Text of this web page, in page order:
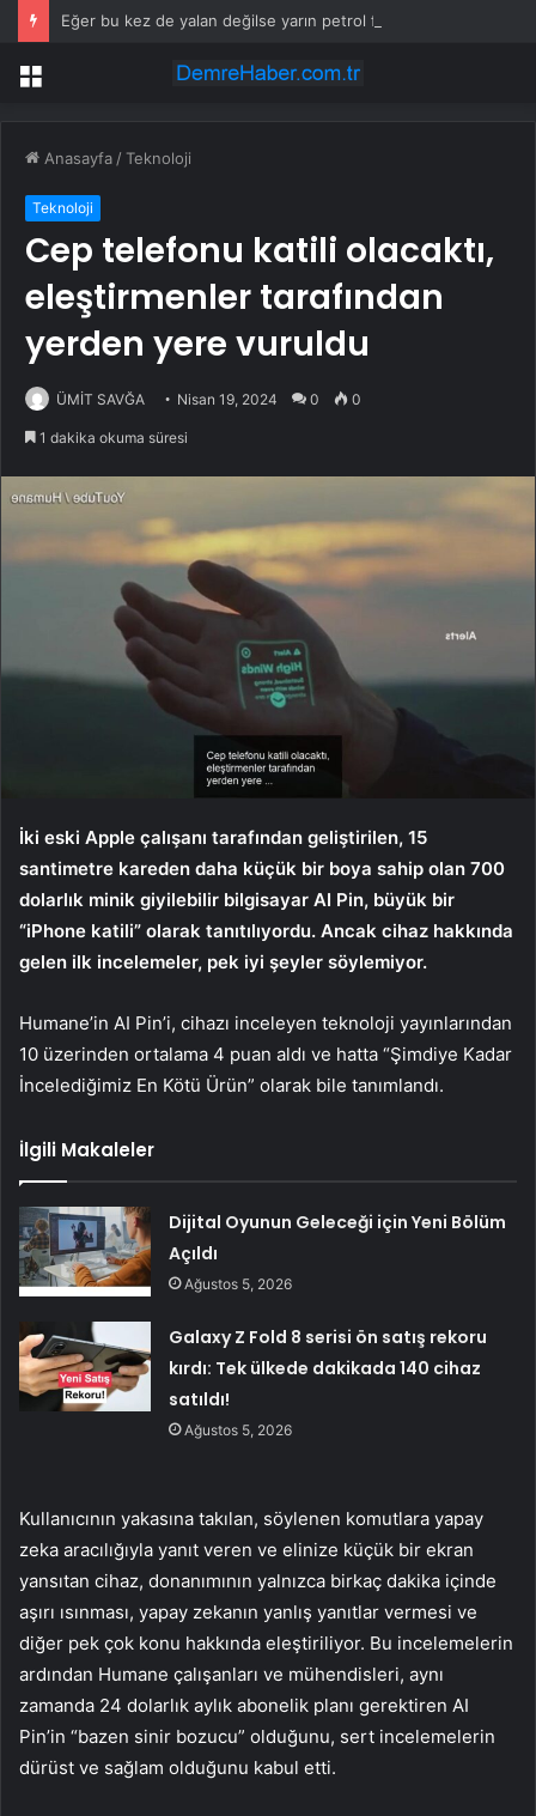
Eğer bu kez de yalan değilse yarın petrol fiyatları düşebilir
Menü
Anasayfa /Teknoloji
Teknoloji
Cep telefonu katili olacaktı,
eleştirmenler tarafından
yerden yere vuruldu
ÜMİT SAVĞA Nisan 19, 2024 0 0
1 dakika okuma süresi
İki eski Apple çalışanı tarafından geliştirilen, 15
santimetre kareden daha küçük bir boya sahip olan 700
dolarlık minik giyilebilir bilgisayar AI Pin, büyük bir
“iPhone katili” olarak tanıtılıyordu. Ancak cihaz hakkında
gelen ilk incelemeler, pek iyi şeyler söylemiyor.
Humane’in AI Pin’i, cihazı inceleyen teknoloji yayınlarından
10 üzerinden ortalama 4 puan aldı ve hatta “Şimdiye Kadar
İncelediğimiz En Kötü Ürün” olarak bile tanımlandı.
İlgili Makaleler
Dijital Oyunun Geleceği için Yeni Bölüm
Açıldı
Ağustos 5, 2026
Galaxy Z Fold 8 serisi ön satış rekoru
kırdı: Tek ülkede dakikada 140 cihaz
satıldı!
Ağustos 5, 2026
Kullanıcının yakasına takılan, söylenen komutlara yapay
zeka aracılığıyla yanıt veren ve elinize küçük bir ekran
yansıtan cihaz, donanımının yalnızca birkaç dakika içinde
aşırı ısınması, yapay zekanın yanlış yanıtlar vermesi ve
diğer pek çok konu hakkında eleştiriliyor. Bu incelemelerin
ardından Humane çalışanları ve mühendisleri, aynı
zamanda 24 dolarlık aylık abonelik planı gerektiren AI
Pin’in “bazen sinir bozucu” olduğunu, sert incelemelerin
dürüst ve sağlam olduğunu kabul etti.